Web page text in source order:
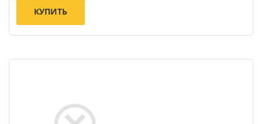
КУПИТЬ